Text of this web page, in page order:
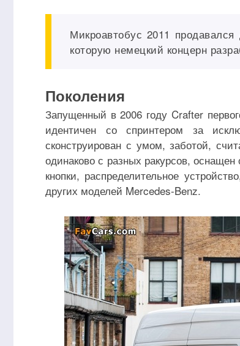
Микроавтобус 2011
которую немецкий концерн
Поколения
Запущенный в 2006 году Crafter
идентичен со спринтером за
сконструирован с умом, заботой,
одинаково с разных ракурсов,
кнопки, распределительное
других моделей Mercedes-Benz.